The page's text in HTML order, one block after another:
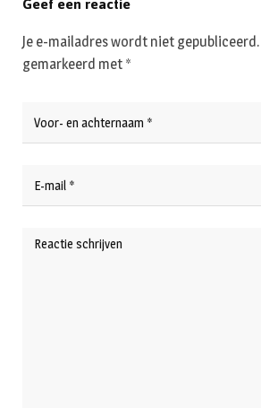
Je e-mailadres wordt niet gepubliceerd.
gemarkeerd met *